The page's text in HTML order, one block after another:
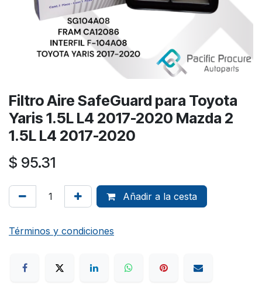
Filtro Aire SafeGuard para Toyota
Yaris 1.5L L4 2017-2020 Mazda 2
1.5L L4 2017-2020
$ 95.31
Añadir a la cesta
Términos y condiciones